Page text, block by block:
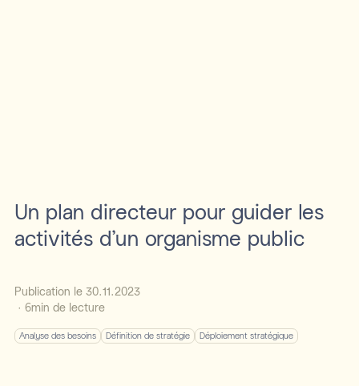
Un plan directeur pour guider les
activités d’un organisme public
Publication le 30.11.2023
· 6min de lecture
Analyse des besoins Définition de stratégie Déploiement stratégique